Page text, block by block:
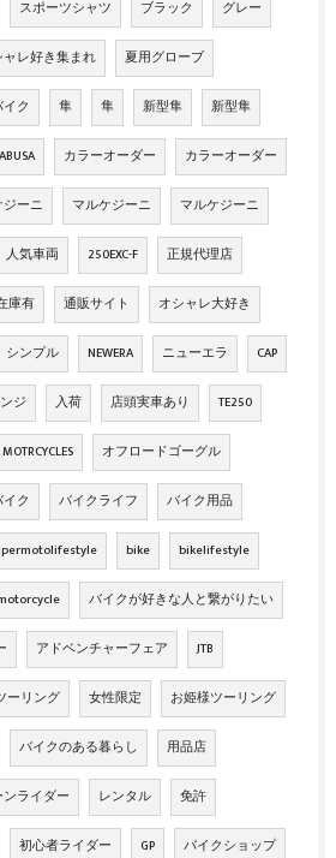
スポーツシャツ ブラック グレー
ャレ好き集まれ 夏用グローブ
ク 隼 隼 新型隼 新型隼
カラーオーダー カラーオーダー
ーニ マルケジーニ マルケジーニ
人気車両 250EXC-F 正規代理店
庫有 通販サイト オシャレ大好き
シンプル NEWERA ニューエラ CAP
ジ 入荷 店頭実車あり TE250
オフロードゴーグル
ク バイクライフ バイク用品
bike bikelifestyle
バイクが好きな人と繋がりたい
アドベンチャーフェア JTB
ーリング 女性限定 お姫様ツーリング
バイクのある暮らし 用品店
ンライダー レンタル 免許
初心者ライダー GP バイクショップ